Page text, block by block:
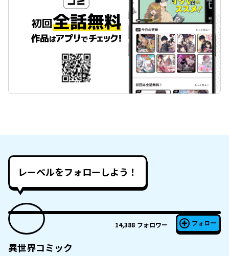
レーベルをフォローしよう！
14,388 フォロワー フォロー
異世界コミック